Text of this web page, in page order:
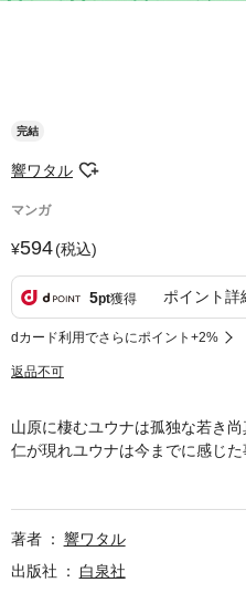
完結
響ワタル
マンガ
594(税込)
5pt獲得 ポイント詳
dカード利用でさらにポイント+2%
返品不可
山原に棲むユウナは孤独な若き
仁が現れユウナは今までに感じ
著者
響ワタル
出版社
白泉社